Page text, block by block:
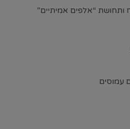
“אלפים אמיתיים”